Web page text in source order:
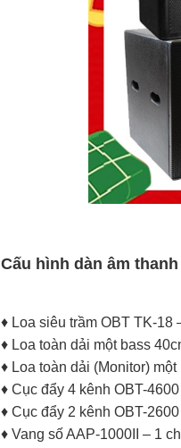
Cấu hình dàn âm
♦ Loa siêu trầm OBT TK-18
♦ Loa toàn dải một bass
♦ Loa toàn dải (Monitor)
♦ Cục đẩy 4 kênh OBT-
♦ Cục đẩy 2 kênh OBT-
♦ Vang số AAP-1000II – 1